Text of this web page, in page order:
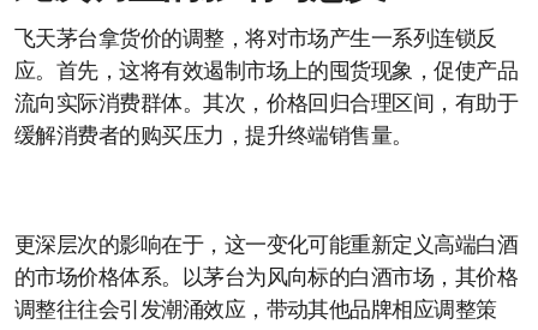
飞天茅台拿货价的调整，将对市场产生一系列连锁反
应。首先，这将有效遏制市场上的囤货现象，促使产品
流向实际消费群体。其次，价格回归合理区间，有助于
缓解消费者的购买压力，提升终端销售量。
更深层次的影响在于，这一变化可能重新定义高端白酒
的市场价格体系。以茅台为风向标的白酒市场，其价格
调整往往会引发潮涌效应，带动其他品牌相应调整策